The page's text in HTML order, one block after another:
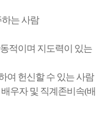
는 사람
적이며 지도력이 있는
여 헌신할 수 있는 사람
우자 및 직계존비속(배